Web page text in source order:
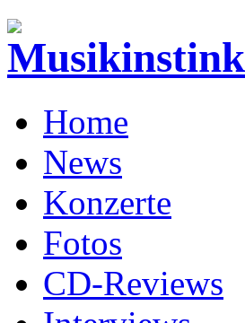
Home
News
Konzerte
Fotos
CD-Reviews